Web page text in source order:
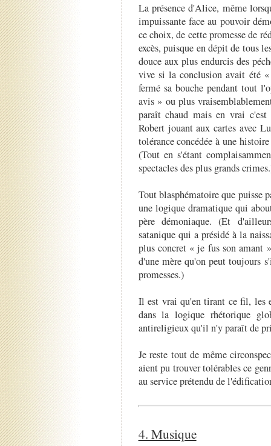
La présence d'Alice, même
impuissante face au pouvoir
ce choix, de cette promesse de
excès, puisque en dépit de tous
douce aux plus endurcis des
vive si la conclusion avait été
fermé sa bouche pendant tout
avis » ou plus
paraît chaud mais en vrai c'est
Robert jouant aux cartes avec
tolérance concédée à une
(Tout en s'étant
spectacles des plus grands
Tout blasphématoire que puisse
une logique dramatique qui
père démoniaque. (Et
satanique qui a présidé à la
plus concret « je fus son amant
d'une mère qu'on peut toujours
promesses.)
Il est vrai qu'en tirant ce fil, les
dans la logique rhétorique
antireligieux qu'il n'y paraît de
Je reste tout de même
aient pu trouver tolérables ce
au service prétendu de
4. Musique